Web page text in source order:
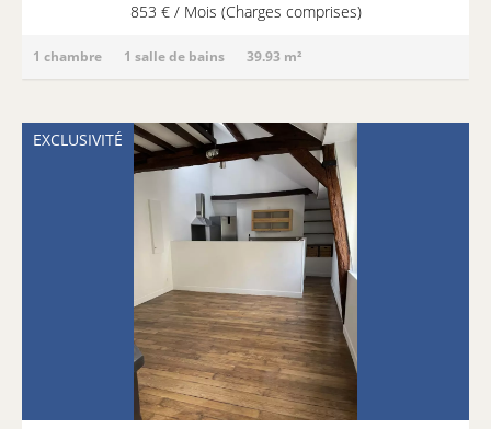
853 € / Mois (Charges comprises)
1 chambre 1 salle de bains 39.93 m²
EXCLUSIVITÉ